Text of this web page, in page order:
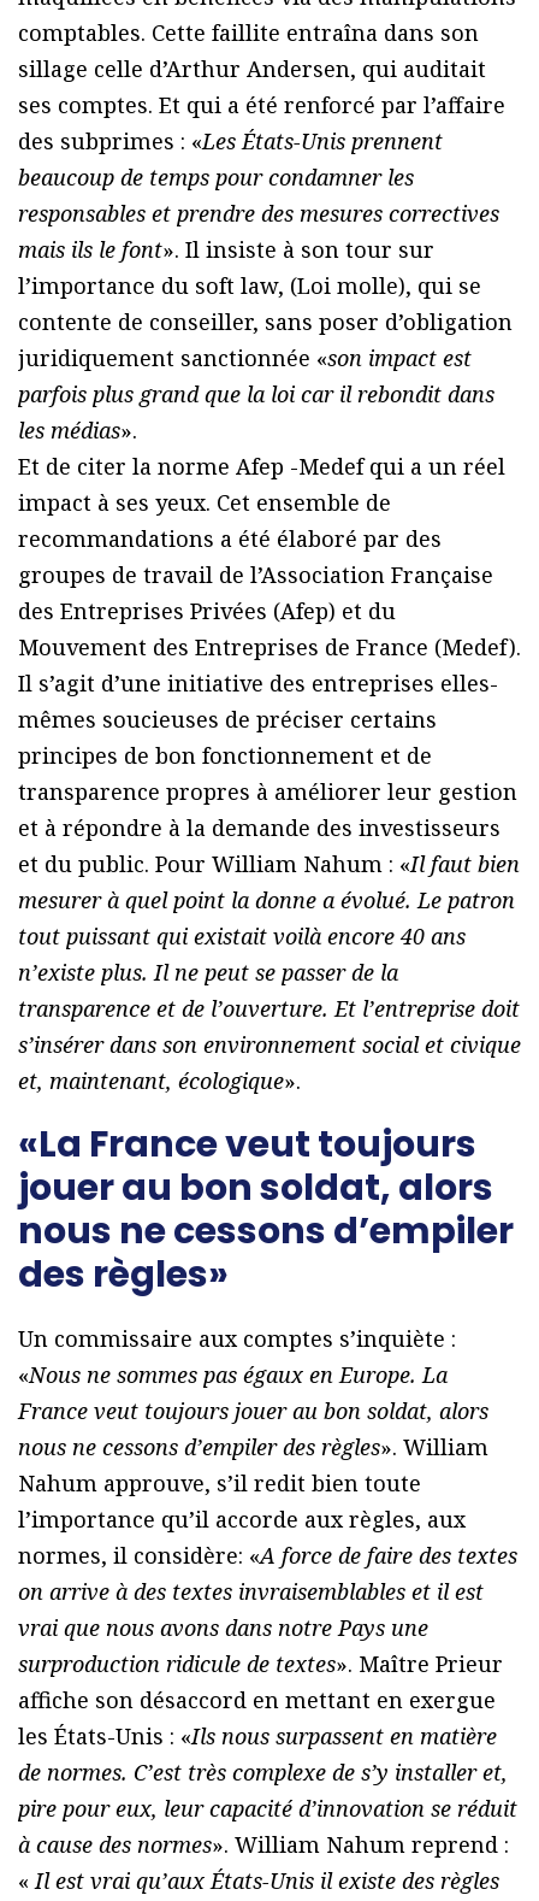
comptables. Cette faillite entraîna dans son
sillage celle d’Arthur Andersen, qui auditait
ses comptes. Et qui a été renforcé par l’affaire
des subprimes : «Les États-Unis prennent
beaucoup de temps pour condamner les
responsables et prendre des mesures correctives
mais ils le font». Il insiste à son tour sur
l’importance du soft law, (Loi molle), qui se
contente de conseiller, sans poser d’obligation
juridiquement sanctionnée «son impact est
parfois plus grand que la loi car il rebondit dans
les médias».
Et de citer la norme Afep -Medef qui a un réel
impact à ses yeux. Cet ensemble de
recommandations a été élaboré par des
groupes de travail de l’Association Française
des Entreprises Privées (Afep) et du
Mouvement des Entreprises de France (Medef).
Il s’agit d’une initiative des entreprises elles-
mêmes soucieuses de préciser certains
principes de bon fonctionnement et de
transparence propres à améliorer leur gestion
et à répondre à la demande des investisseurs
et du public. Pour William Nahum : «Il faut bien
mesurer à quel point la donne a évolué. Le patron
tout puissant qui existait voilà encore 40 ans
n’existe plus. Il ne peut se passer de la
transparence et de l’ouverture. Et l’entreprise doit
s’insérer dans son environnement social et civique
et, maintenant, écologique».
«La France veut toujours
jouer au bon soldat, alors
nous ne cessons d’empiler
des règles»
Un commissaire aux comptes s’inquiète :
«Nous ne sommes pas égaux en Europe. La
France veut toujours jouer au bon soldat, alors
nous ne cessons d’empiler des règles». William
Nahum approuve, s’il redit bien toute
l’importance qu’il accorde aux règles, aux
normes, il considère: «A force de faire des textes
on arrive à des textes invraisemblables et il est
vrai que nous avons dans notre Pays une
surproduction ridicule de textes». Maître Prieur
affiche son désaccord en mettant en exergue
les États-Unis : «Ils nous surpassent en matière
de normes. C’est très complexe de s’y installer et,
pire pour eux, leur capacité d’innovation se réduit
à cause des normes». William Nahum reprend :
«Il est vrai qu’aux États-Unis il existe des règles